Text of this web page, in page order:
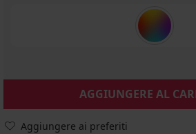
AGGIUNGERE AL
Aggiungere ai preferiti